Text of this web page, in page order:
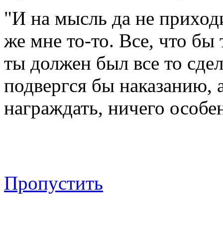
"И на мысль да не
же мне то-то. Все, что
ты должен был все то
подвергся бы наказанию,
награждать, ничего
Пропустить